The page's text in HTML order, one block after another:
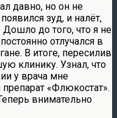
давно, но он не
зуд, и налёт,
до того, что я не
отлучался в
В итоге, пересилив
клинику. Узнал, что
у врача мне
«Флюкостат».
внимательно